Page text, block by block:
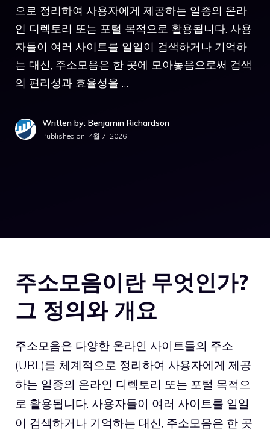
으로 정리하여 사용자에게 제공하는 일종의 온라
인 디렉토리 또는 포털 목적으로 활용됩니다. 사용
자들이 여러 사이트를 일일이 검색하거나 기억하
는 대신, 주소모음은 한 곳에 모아놓음으로써 검색
의 편리성과 효율성을 …
Written by: Benjamin Richardson
Published on: 4월 7, 2026
주소모음이란 무엇인가?
그 정의와 개요
주소모음은 다양한 온라인 사이트들의 주소
(URL)를 체계적으로 정리하여 사용자에게 제공
하는 일종의 온라인 디렉토리 또는 포털 목적으
로 활용됩니다. 사용자들이 여러 사이트를 일일
이 검색하거나 기억하는 대신, 주소모음은 한 곳